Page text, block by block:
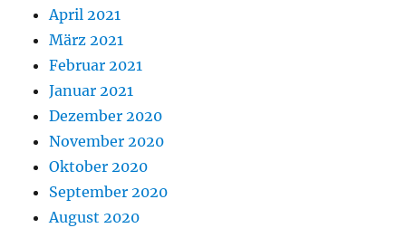
April 2021
März 2021
Februar 2021
Januar 2021
Dezember 2020
November 2020
Oktober 2020
September 2020
August 2020